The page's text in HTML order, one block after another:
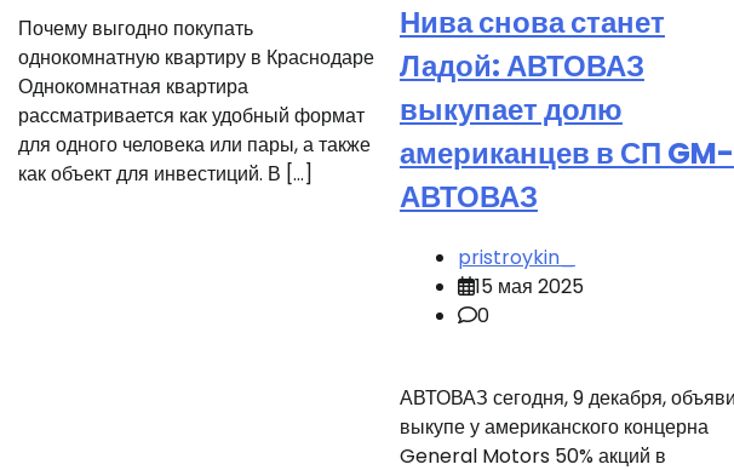
Почему выгодно покупать
однокомнатную квартиру в Краснодаре
Однокомнатная квартира
рассматривается как удобный формат
для одного человека или пары, а также
как объект для инвестиций. В […]
Нива снова станет
Ладой: АВТОВАЗ
выкупает долю
американцев в СП GM-
АВТОВАЗ
pristroykin_
15 мая 2025
0
АВТОВАЗ сегодня, 9 декабря,
выкупе у американского концерна
General Motors 50% акций в